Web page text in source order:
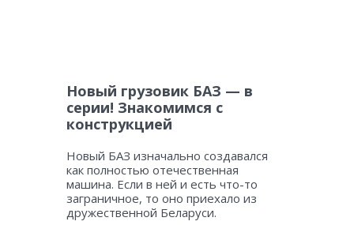
Новый грузовик БАЗ — в
серии! Знакомимся с
конструкцией
Новый БАЗ изначально создавался
как полностью отечественная
машина. Если в ней и есть что-то
заграничное, то оно приехало из
дружественной Беларуси.